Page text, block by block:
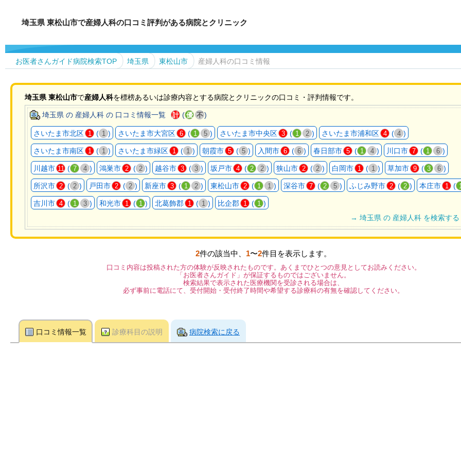
埼玉県 東松山市で産婦人科の口コミ評判がある病院とクリニック
お医者さんガイド病院検索TOP 埼玉県 東松山市 産婦人科の口コミ情報
埼玉県 東松山市で産婦人科を標榜あるいは診療内容とする病院とクリニックの口コミ・評判情報です。
埼玉県 の 産婦人科 の 口コミ情報一覧 計 (優 不)
さいたま市北区 1 ( 1 ) さいたま市大宮区 6 ( 1 5 ) さいたま市中央区 3 ( 1 2 ) さいたま市浦和区 4 ( 4 )
さいたま市南区 1 ( 1 ) さいたま市緑区 1 ( 1 ) 朝霞市 5 ( 5 ) 入間市 6 ( 6 ) 春日部市 5 ( 1 4 ) 川口市 7 ( 1 6 )
川越市 11 ( 7 4 ) 鴻巣市 2 ( 2 ) 越谷市 3 ( 3 ) 坂戸市 4 ( 2 2 ) 狭山市 2 ( 2 ) 白岡市 1 ( 1 ) 草加市 9 ( 3 6 )
所沢市 2 ( 2 ) 戸田市 2 ( 2 ) 新座市 3 ( 1 2 ) 東松山市 2 ( 1 1 ) 深谷市 7 ( 2 5 ) ふじみ野市 2 ( 2 ) 本庄市 1 (
吉川市 4 ( 1 3 ) 和光市 1 ( 1 ) 北葛飾郡 1 ( 1 ) 比企郡 1 ( 1 )
→ 埼玉県 の 産婦人科 を検索する
2件の該当中、 1〜2件目を表示します。
口コミ内容は投稿された方の体験が反映されたものです。あくまでひとつの意見としてお読みください。
「お医者さんガイド」が保証するものではございません。
検索結果で表示された医療機関を受診される場合は、
必ず事前に電話にて、受付開始・受付終了時間や希望する診療科の有無を確認してください。
口コミ情報一覧 診療科目の説明 病院検索に戻る